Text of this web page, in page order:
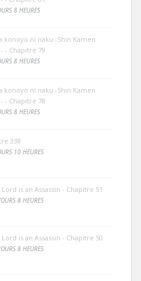
8 HEURES
konoyo ni naku -Shin Kamen
- Chapitre 79
8 HEURES
konoyo ni naku -Shin Kamen
- Chapitre 78
8 HEURES
338
10 HEURES
is an Assassin - Chapitre 51
8 HEURES
is an Assassin - Chapitre 50
8 HEURES